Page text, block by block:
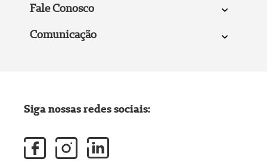
Fale Conosco
Comunicação
Siga nossas redes sociais: